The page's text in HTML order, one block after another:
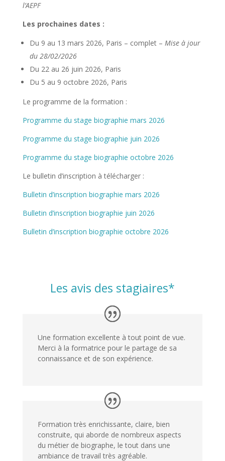
l’AEPF
Les prochaines dates :
Du 9 au 13 mars 2026, Paris – complet – Mise à jour
du 28/02/2026
Du 22 au 26 juin 2026, Paris
Du 5 au 9 octobre 2026, Paris
Le programme de la formation :
Programme du stage biographie mars 2026
Programme du stage biographie juin 2026
Programme du stage biographie octobre 2026
Le bulletin d’inscription à télécharger :
Bulletin d’inscription biographie mars 2026
Bulletin d’inscription biographie juin 2026
Bulletin d’inscription biographie octobre 2026
Les avis des stagiaires*
Une formation excellente à tout point de vue.
Merci à la formatrice pour le partage de sa
connaissance et de son expérience.
Formation très enrichissante, claire, bien
construite, qui aborde de nombreux aspects
du métier de biographe, le tout dans une
ambiance de travail très agréable.